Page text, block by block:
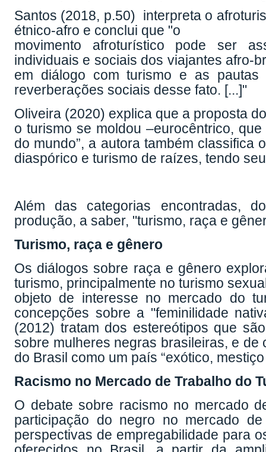
Santos (2018, p.50) interpreta o
étnico-afro e conclui que "o
movimento afroturístico pode ser
individuais e sociais dos viajantes afro-
em diálogo com turismo e as
reverberações sociais desse fato. [...]"
Oliveira (2020) explica que a proposta
o turismo se moldou –eurocêntrico,
do mundo”, a autora também classifica
diaspórico e turismo de raízes, tendo
Além das categorias encontradas,
produção, a saber, "turismo, raça e
Turismo, raça e gênero
Os diálogos sobre raça e gênero
turismo, principalmente no turismo
objeto de interesse no mercado do
concepções sobre a "feminilidade
(2012) tratam dos estereótipos que
sobre mulheres negras brasileiras, e
do Brasil como um país “exótico,
Racismo no Mercado de Trabalho do
O debate sobre racismo no mercado
participação do negro no mercado
perspectivas de empregabilidade para